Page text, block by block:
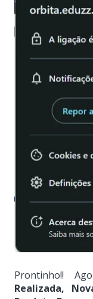
Prontinho!!
Realizada,